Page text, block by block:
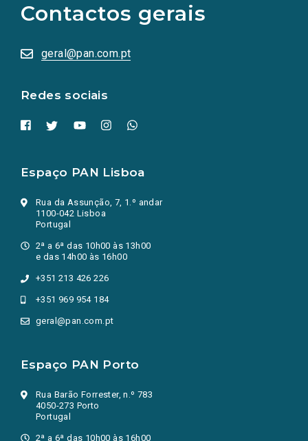
Contactos gerais
geral@pan.com.pt
Redes sociais
redes
sociais
numa
nova
Espaço PAN Lisboa
Rua da Assunção, 7, 1.º andar
1100-042 Lisboa
Portugal
2ª a 6ª das 10h00 às 13h00
e das 14h00 às 16h00
+351 213 426 226
+351 969 954 184
geral@pan.com.pt
Espaço PAN Porto
Rua Barão Forrester, n.º 783
4050-273 Porto
Portugal
2ª a 6ª das 10h00 às 16h00